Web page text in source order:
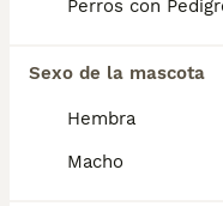
Perros con
Sexo de la mascota
Hembra
Macho
Informarse bien
decisión.